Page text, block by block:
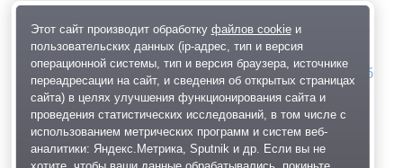
Я прочитал(а) и полностью согласен(-
сна) сПолитикой обработки
персональных данных
, Соглашением об
использованиииПравилами портала
Зарегистрироваться
Этот сайт производит обработку файлов cookieи
пользовательских данных (ip-адрес, тип и версия
операционной системы, тип и версия браузера, источнике
переадресации на сайт, и сведения об открытых страницах
сайта) в целях улучшения функционирования сайта и
проведения статистических исследований, в том числе с
использованием метрических программ и систем веб-
аналитики: Яндекс.Метрика, Sputnik и др. Если вы не